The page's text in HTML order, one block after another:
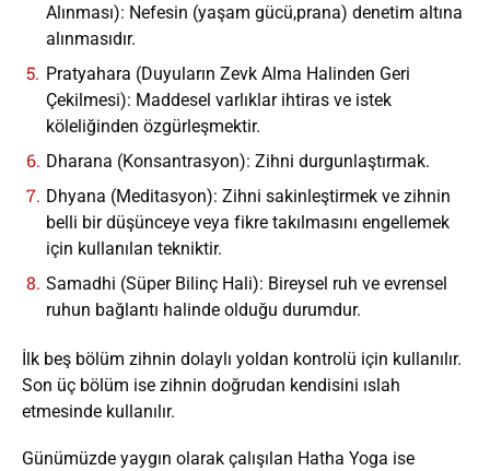
Alınması): Nefesin (yaşam gücü,prana) denetim altına
alınmasıdır.
Pratyahara (Duyuların Zevk Alma Halinden Geri
Çekilmesi): Maddesel varlıklar ihtiras ve istek
köleliğinden özgürleşmektir.
Dharana (Konsantrasyon): Zihni durgunlaştırmak.
Dhyana (Meditasyon): Zihni sakinleştirmek ve zihnin
belli bir düşünceye veya fikre takılmasını engellemek
için kullanılan tekniktir.
Samadhi (Süper Bilinç Hali): Bireysel ruh ve evrensel
ruhun bağlantı halinde olduğu durumdur.
İlk beş bölüm zihnin dolaylı yoldan kontrolü için kullanılır.
Son üç bölüm ise zihnin doğrudan kendisini ıslah
etmesinde kullanılır.
Günümüzde yaygın olarak çalışılan Hatha Yoga ise